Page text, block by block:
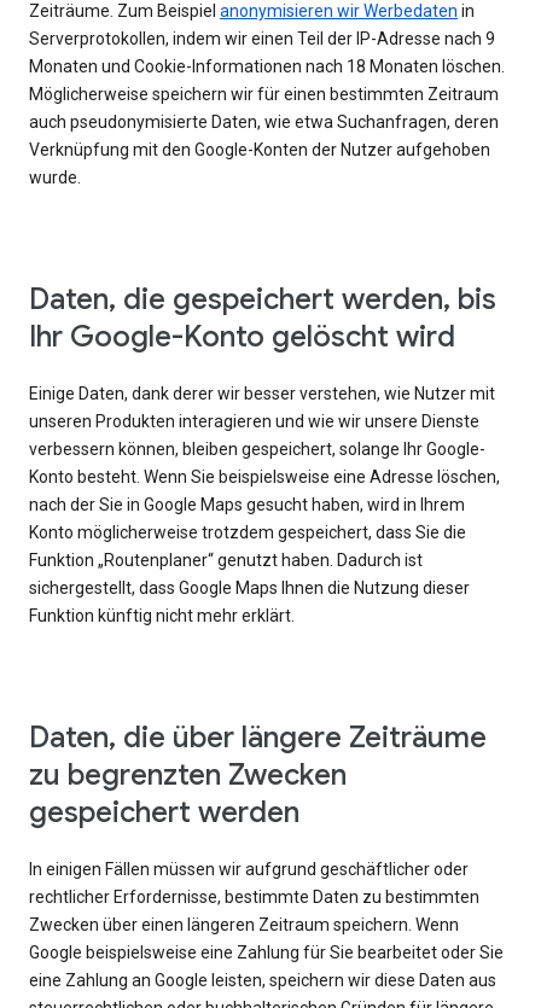
Zeiträume. Zum Beispiel anonymisieren wir Werbedaten in
Serverprotokollen, indem wir einen Teil der IP-Adresse nach 9
Monaten und Cookie-Informationen nach 18 Monaten löschen.
Möglicherweise speichern wir für einen bestimmten Zeitraum
auch pseudonymisierte Daten, wie etwa Suchanfragen, deren
Verknüpfung mit den Google-Konten der Nutzer aufgehoben
wurde.
Daten, die gespeichert werden, bis
Ihr Google-Konto gelöscht wird
Einige Daten, dank derer wir besser verstehen, wie Nutzer mit
unseren Produkten interagieren und wie wir unsere Dienste
verbessern können, bleiben gespeichert, solange Ihr Google-
Konto besteht. Wenn Sie beispielsweise eine Adresse löschen,
nach der Sie in Google Maps gesucht haben, wird in Ihrem
Konto möglicherweise trotzdem gespeichert, dass Sie die
Funktion „Routenplaner“ genutzt haben. Dadurch ist
sichergestellt, dass Google Maps Ihnen die Nutzung dieser
Funktion künftig nicht mehr erklärt.
Daten, die über längere Zeiträume
zu begrenzten Zwecken
gespeichert werden
In einigen Fällen müssen wir aufgrund geschäftlicher oder
rechtlicher Erfordernisse, bestimmte Daten zu bestimmten
Zwecken über einen längeren Zeitraum speichern. Wenn
Google beispielsweise eine Zahlung für Sie bearbeitet oder Sie
eine Zahlung an Google leisten, speichern wir diese Daten aus